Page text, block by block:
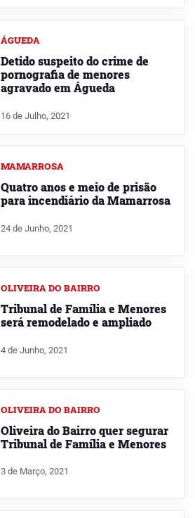
ÁGUEDA
Detido suspeito do crime de
pornografia de menores
agravado em Águeda
16 de Julho, 2021
MAMARROSA
Quatro anos e meio de prisão
para incendiário da Mamarrosa
24 de Junho, 2021
OLIVEIRA DO BAIRRO
Tribunal de Família e Menores
será remodelado e ampliado
4 de Junho, 2021
OLIVEIRA DO BAIRRO
Oliveira do Bairro quer segurar
Tribunal de Família e Menores
3 de Março, 2021